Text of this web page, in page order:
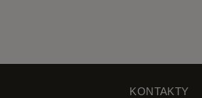
KONTAKTY